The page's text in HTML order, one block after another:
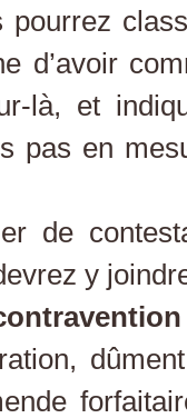
pourrez
d’avoir
là, et
pas en
de
y